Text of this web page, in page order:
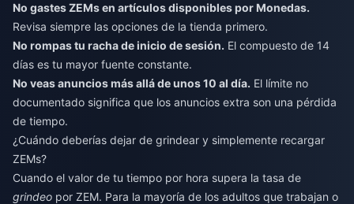
No gastes ZEMs en artículos disponibles por Monedas.
Revisa siempre las opciones de la tienda primero.
No rompas tu racha de inicio de sesión. El compuesto de 14
días es tu mayor fuente constante.
No veas anuncios más allá de unos 10 al día. El límite no
documentado significa que los anuncios extra son una pérdida
de tiempo.
¿Cuándo deberías dejar de grindear y simplemente recargar
ZEMs?
Cuando el valor de tu tiempo por hora supera la tasa de
grindeo por ZEM. Para la mayoría de los adultos que trabajan o